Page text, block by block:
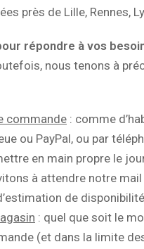
près de Lille, Rennes,
répondre à vos
nous tenons à
commande : comme
ou PayPal, ou par
en main propre le
à attendre notre
de
: quel que soit le
(et dans la limite